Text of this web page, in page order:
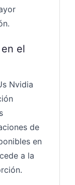
el
Nvidia
de
en
a la